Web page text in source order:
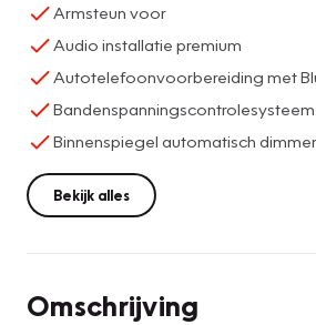
Armsteun voor
Audio installatie premium
Autotelefoonvoorbereiding met
Bandenspanningscontrolesysteem
Binnenspiegel automatisch
Bekijk alles
Omschrijving